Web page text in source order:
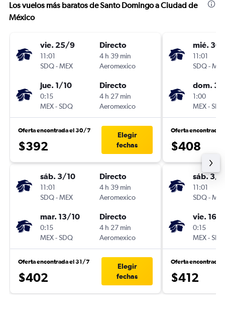
Los vuelos más baratos de Santo Domingo a Ciudad de
México
vie. 25/9
11:01
SDQ-MEX
Directo
4 h 39 min
Aeromexico
jue. 1/10
0:15
MEX-SDQ
Directo
4 h 27 min
Aeromexico
Oferta encontrada el 30/7
$392
Elegir
fechas
sáb. 3/10
11:01
SDQ-MEX
Directo
4 h 39 min
Aeromexico
mar. 13/10
0:15
MEX-SDQ
Directo
4 h 27 min
Aeromexico
Oferta encontrada el 31/7
$402
Elegir
fechas
mié.
11:01
SDQ-MEX
dom. 3/
1:00
MEX-SDQ
Oferta encontrada
$408
sáb. 3/
11:01
SDQ-MEX
vie. 16/
0:15
MEX-SDQ
Oferta encontrada
$412